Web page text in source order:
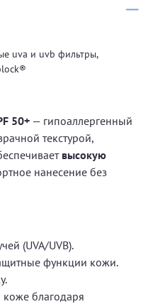
uva и uvb фильтры,
50+ — гипоаллергенный
текстурой,
высокую
нанесение без
(UVA/UVB).
функции кожи.
благодаря